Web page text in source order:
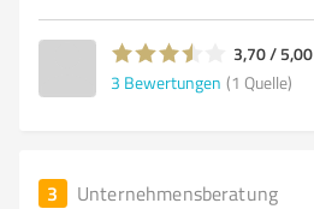
3,70 / 5,00
3 Bewertungen (1 Quelle)
3 Unternehmensberatung